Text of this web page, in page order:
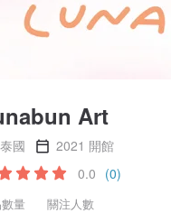
Art
泰國
2021 開館
0.0 (0)
量 關注人數